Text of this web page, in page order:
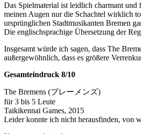
Das Spielmaterial ist leidlich charmant und
meinen Augen nur die Schachtel wirklich
ursprünglichen Stadtmusikanten Bremen
Die englischsprachige Übersetzung der
Insgesamt würde ich sagen, dass The
außergewöhnlich, dass es größere
Gesamteindruck 8/10
The Bremens (ブレーメンズ)
für 3 bis 5 Leute
Taikikennai Games, 2015
Leider konnte ich nicht herausfinden, von